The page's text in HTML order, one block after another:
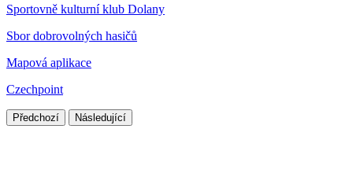
Sportovně kulturní klub Dolany
Sbor dobrovolných hasičů
Mapová aplikace
Czechpoint
Předchozí Následující